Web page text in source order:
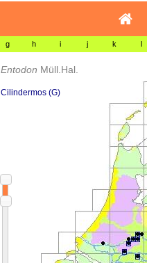
g h i j k l
Entodon Müll.Hal.
Cilindermos (G)